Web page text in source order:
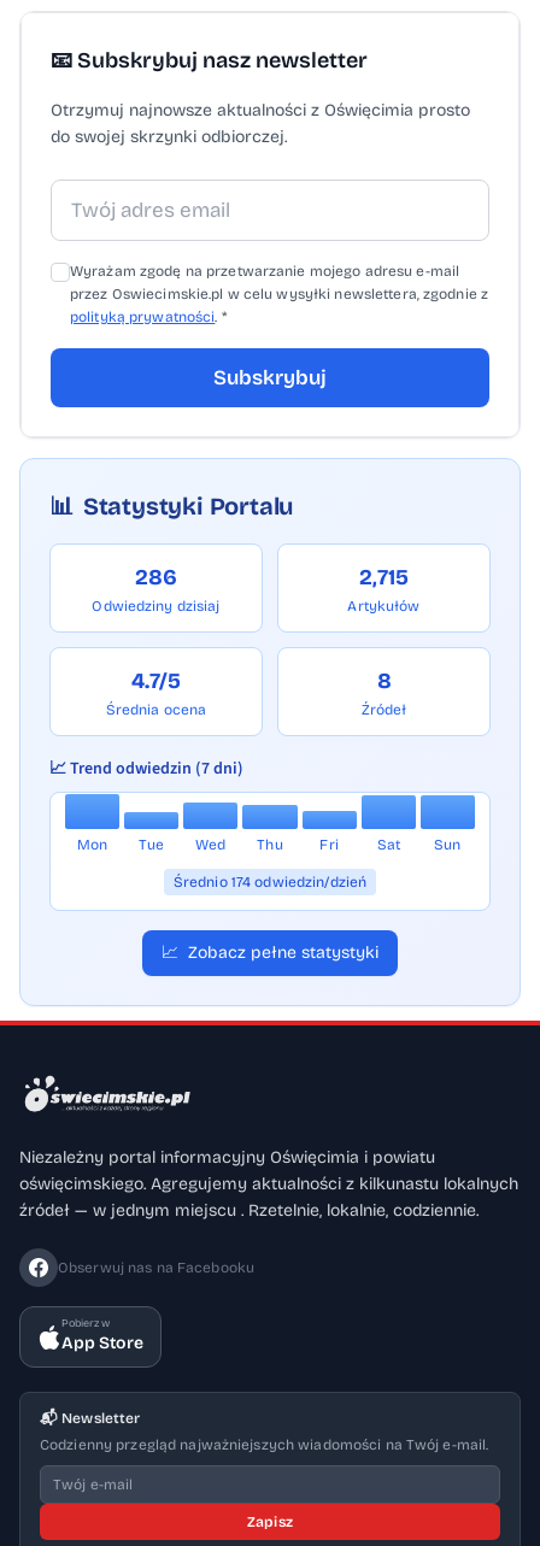
📧 Subskrybuj nasz newsletter
Otrzymuj najnowsze aktualności z Oświęcimia prosto
do swojej skrzynki odbiorczej.
Wyrażam zgodę na przetwarzanie mojego adresu e-mail
przez Oswiecimskie.pl w celu wysyłki newslettera, zgodnie z
polityką prywatności. *
Subskrybuj
📊 Statystyki Portalu
286
Odwiedziny dzisiaj
2,715
Artykułów
4.7/5
Średnia ocena
8
Źródeł
📈 Trend odwiedzin (7 dni)
Mon Tue Wed Thu Fri Sat Sun
Średnio 174 odwiedzin/dzień
📈 Zobacz pełne statystyki
Niezależny portal informacyjny Oświęcimia i powiatu
oświęcimskiego. Agregujemy aktualności z kilkunastu lokalnych
źródeł — w jednym miejscu . Rzetelnie, lokalnie, codziennie.
Obserwuj nas na Facebooku
Pobierz w
App Store
📬 Newsletter
Codzienny przegląd najważniejszych wiadomości na Twój e-mail.
Zapisz